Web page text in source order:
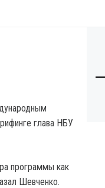
глава НБУ
программы как
Шевченко.